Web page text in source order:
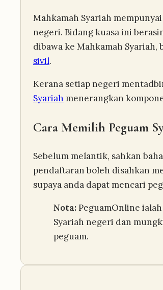
Mahkamah Syariah
negeri. Bidang kuasa ini
dibawa ke Mahkamah
sivil.
Kerana setiap negeri
Syariah menerangkan
Cara Memilih Peguam
Sebelum melantik, sahkan
pendaftaran boleh disahkan
supaya anda dapat mencari
Nota:PeguamOnline
Syariah negeri dan
peguam.